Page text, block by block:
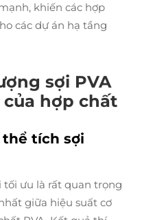
khiến các hợp
các dự án hạ tầng
sợi PVA
hợp chất
tích sợi
tối ưu là rất quan trọng
giữa hiệu suất cơ